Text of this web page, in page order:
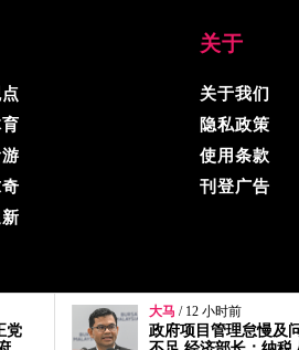
党
大马 / 12 小时前
政府项目管理怠慢及
关于
关于我们
隐私政策
使用条款
刊登广告
权所有.